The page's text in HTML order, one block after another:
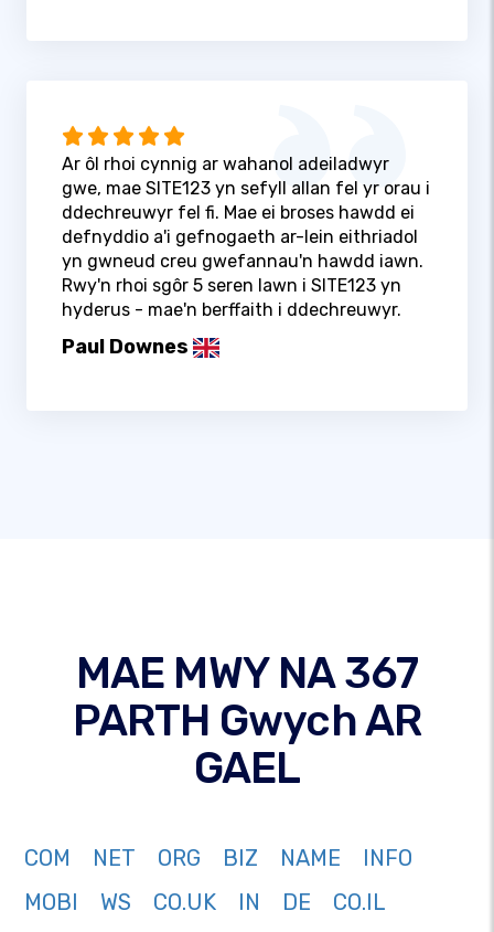
Ar ôl rhoi cynnig ar wahanol adeiladwyr
gwe, mae SITE123 yn sefyll allan fel yr orau i
ddechreuwyr fel fi. Mae ei broses hawdd ei
defnyddio a'i gefnogaeth ar-lein eithriadol
yn gwneud creu gwefannau'n hawdd iawn.
Rwy'n rhoi sgôr 5 seren lawn i SITE123 yn
hyderus - mae'n berffaith i ddechreuwyr.
Paul Downes
MAE MWY NA 367
PARTH Gwych AR
GAEL
COM NET ORG BIZ NAME
INFO
MOBI
WS CO.UK IN DE
CO.IL